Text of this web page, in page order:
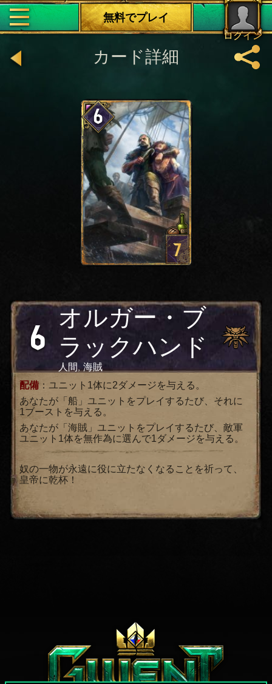
ログイン
無料でプレイ
カード詳細
6
7
6
オルガー・ブ
ラックハンド
人間, 海賊
配備 ：ユニット1体に2ダメージを与える。
あなたが「船」ユニットをプレイするたび、それに
1ブーストを与える。
あなたが「海賊」ユニットをプレイするたび、敵軍
ユニット1体を無作為に選んで1ダメージを与える。
奴の一物が永遠に役に立たなくなることを祈って、
皇帝に乾杯！